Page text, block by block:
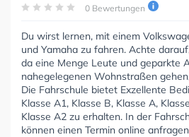
0 Bewertungen
Du wirst lernen, mit einem
und Yamaha zu fahren. Achte
da eine Menge Leute und geparkte
nahegelegenen Wohnstraßen
Die Fahrschule bietet Exzellente
Klasse A1, Klasse B, Klasse A,
Klasse A2 zu erhalten. In der
können einen Termin online